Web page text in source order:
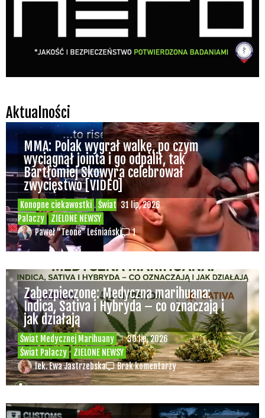
Aktualności
Konopne ciekawostki
Świat
Palaczy
ZIELONE NEWSY
31 lip, 2026
MMA: Polak wygrał walkę, po czym
wyciągnął jointa i go odpalił, tak
Bartłomiej Skowyra celebrował
zwycięstwo [VIDEO]
Paweł "Teone" Leśniański 1
Świat Medycznej Marihuany
Świat Palaczy
ZIELONE NEWSY
30 lip, 2026
Zabezpieczone: Medyczna marihuana:
Indica, Sativa i Hybryda – co oznaczają i
jak działają
lek. Ewa Jastrzebska Brak komentarzy